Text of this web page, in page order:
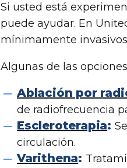
Si usted está
puede ayudar. En
mínimamente
Algunas de las
Ablación por
de radiofrecuencia
Escleroterapia:
circulación.
Varithena: